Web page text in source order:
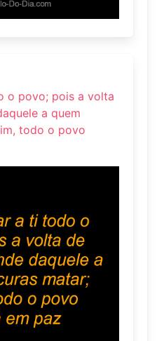
o povo; pois a volta
a quem
todo o povo